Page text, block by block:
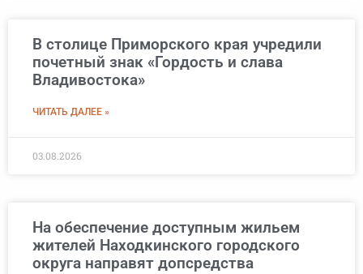
В столице Приморского края учредили
почетный знак «Гордость и слава
Владивостока»
ЧИТАТЬ ДАЛЕЕ »
03.08.2026
На обеспечение доступным жильем
жителей Находкинского городского
округа направят допсредства